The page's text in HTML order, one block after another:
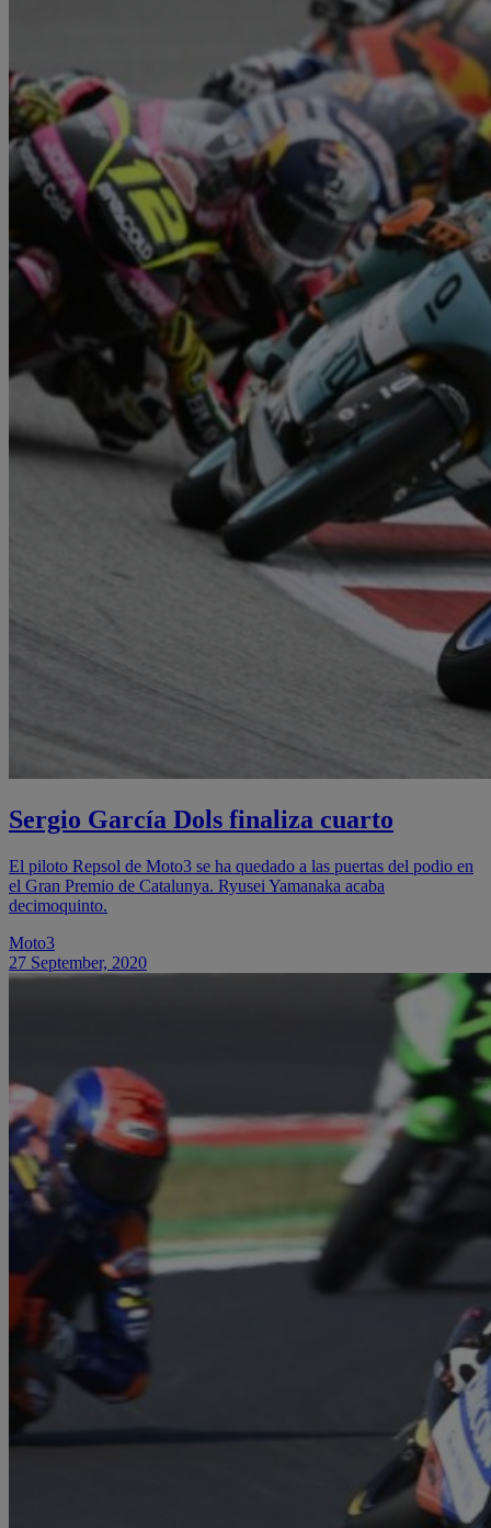
Sergio García Dols finaliza cuarto
El piloto Repsol de Moto3 se ha quedado a las puertas del podio en
el Gran Premio de Catalunya. Ryusei Yamanaka acaba
decimoquinto.
Moto3
27 September, 2020